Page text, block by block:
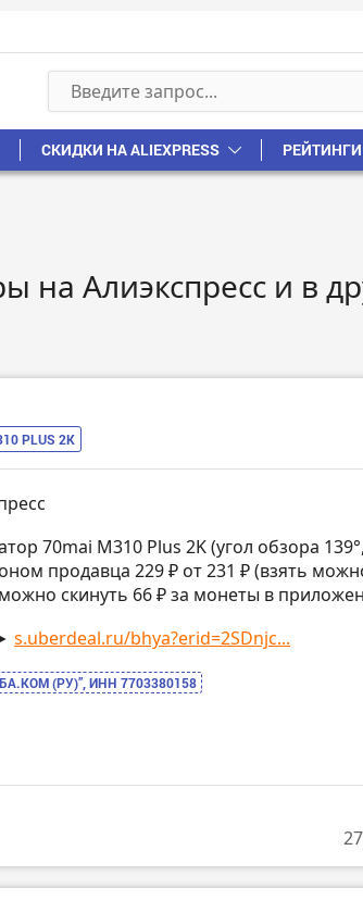
СКИДКИ НА ALIEXPRESS
на Алиэкспресс и в
PLUS 2K
70mai M310 Plus 2K (угол обзора
продавца 229 ₽ от 231 ₽ (взять
скинуть 66 ₽ за монеты в
s.uberdeal.ru/bhya?erid=2SDnjc...
(РУ)”, ИНН 7703380158